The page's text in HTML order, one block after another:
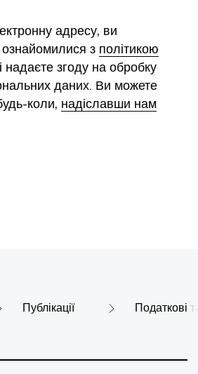
адресу, ви
з політикою
і надаєте згоду на обробку
даних. Ви можете
коли, надіславши нам
Публікації Податкові